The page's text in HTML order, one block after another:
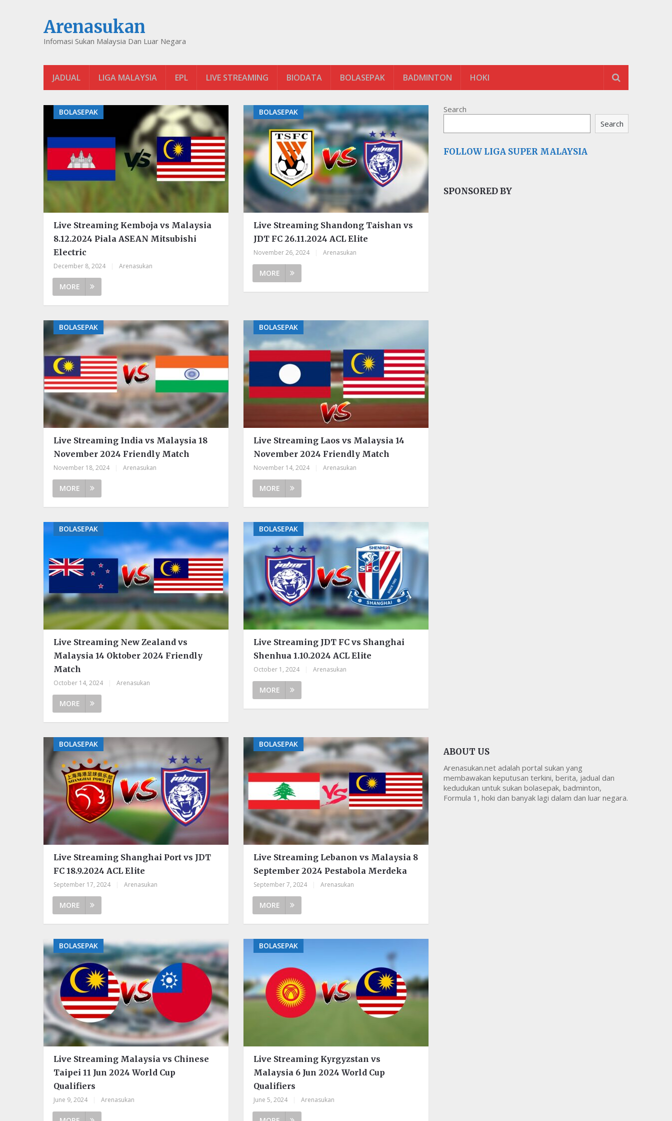
Arenasukan
Infomasi Sukan Malaysia Dan Luar Negara
JADUAL LIGA MALAYSIA EPL LIVE STREAMING BIODATA BOLASEPAK BADMINTON HOKI
BOLASEPAK
Live Streaming Kemboja vs Malaysia
8.12.2024 Piala ASEAN Mitsubishi
Electric
December 8, 2024 Arenasukan
MORE
BOLASEPAK
Live Streaming Shandong Taishan vs
JDT FC 26.11.2024 ACL Elite
November 26, 2024 Arenasukan
MORE
BOLASEPAK
Live Streaming India vs Malaysia 18
November 2024 Friendly Match
November 18, 2024 Arenasukan
MORE
BOLASEPAK
Live Streaming Laos vs Malaysia 14
November 2024 Friendly Match
November 14, 2024 Arenasukan
MORE
BOLASEPAK
Live Streaming New Zealand vs
Malaysia 14 Oktober 2024 Friendly
Match
October 14, 2024 Arenasukan
MORE
BOLASEPAK
Live Streaming JDT FC vs Shanghai
Shenhua 1.10.2024 ACL Elite
October 1, 2024 Arenasukan
MORE
BOLASEPAK
Live Streaming Shanghai Port vs JDT
FC 18.9.2024 ACL Elite
September 17, 2024 Arenasukan
MORE
BOLASEPAK
Live Streaming Lebanon vs Malaysia 8
September 2024 Pestabola Merdeka
September 7, 2024 Arenasukan
MORE
BOLASEPAK
Live Streaming Malaysia vs Chinese
Taipei 11 Jun 2024 World Cup
Qualifiers
June 9, 2024 Arenasukan
BOLASEPAK
Live Streaming Kyrgyzstan vs
Malaysia 6 Jun 2024 World Cup
Qualifiers
June 5, 2024 Arenasukan
Search
Search
FOLLOW LIGA SUPER MALAYSIA
SPONSORED BY
ABOUT US
Arenasukan.net adalah portal sukan yang
membawakan keputusan terkini, berita, jadual dan
kedudukan untuk sukan bolasepak, badminton,
Formula 1, hoki dan banyak lagi dalam dan luar negara.